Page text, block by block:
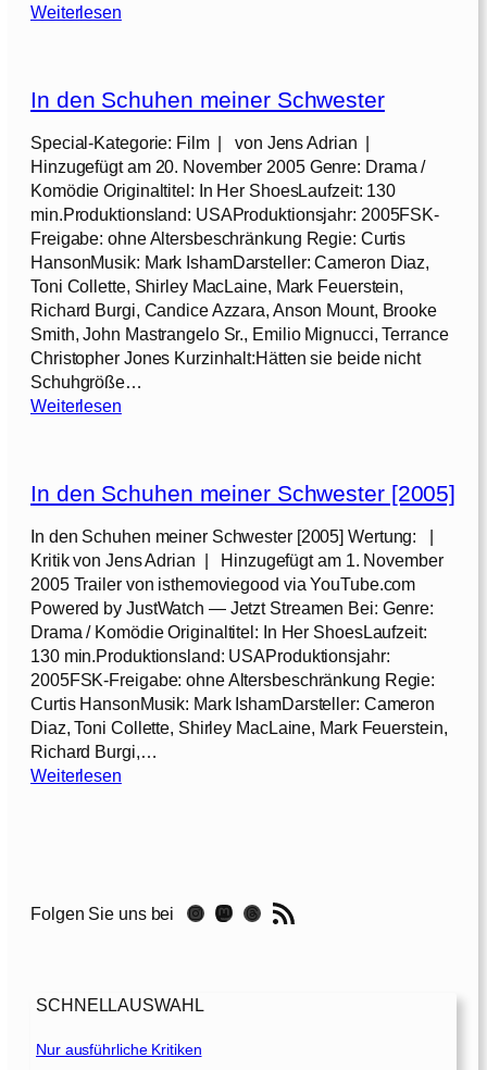
Weiterlesen:
S
h
w
e
i
g
e
n
d
e
r
L
ä
e
[
1
9
9
1
]
In den Schuhen meiner Schwester
Special-Kategorie: Film | von Jens Adrian |
Hinzugefügt am 20. November 2005 Genre: Drama /
Komödie Originaltitel: In Her ShoesLaufzeit: 130
min.Produktionsland: USAProduktionsjahr: 2005FSK-
Freigabe: ohne Altersbeschränkung Regie: Curtis
HansonMusik: Mark IshamDarsteller: Cameron Diaz,
Toni Collette, Shirley MacLaine, Mark Feuerstein,
Richard Burgi, Candice Azzara, Anson Mount, Brooke
Smith, John Mastrangelo Sr., Emilio Mignucci, Terrance
Christopher Jones Kurzinhalt:Hätten sie beide nicht
Schuhgröße…
Weiterlesen:
e
S
c
h
u
h
e
n
m
e
i
n
h
t
r
In den Schuhen meiner Schwester [2005]
In den Schuhen meiner Schwester [2005] Wertung: |
Kritik von Jens Adrian | Hinzugefügt am 1. November
2005 Trailer von isthemoviegood via YouTube.com
Powered by JustWatch — Jetzt Streamen Bei: Genre:
Drama / Komödie Originaltitel: In Her ShoesLaufzeit:
130 min.Produktionsland: USAProduktionsjahr:
2005FSK-Freigabe: ohne Altersbeschränkung Regie:
Curtis HansonMusik: Mark IshamDarsteller: Cameron
Diaz, Toni Collette, Shirley MacLaine, Mark Feuerstein,
Richard Burgi,…
Weiterlesen:
S
h
n
Folgen Sie uns bei Instagram Mastodon Threads RSS-Feed
SCHNELLAUSWAHL
Nur ausführliche Kritiken